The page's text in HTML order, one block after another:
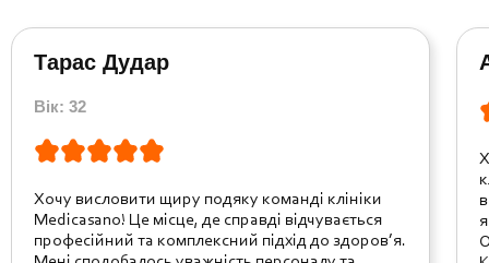
Тарас Дудар
Вік: 32
Хочу висловити щиру подяку команді клініки
Medicasano! Це місце, де справді відчувається
професійний та комплексний підхід до здоров’я.